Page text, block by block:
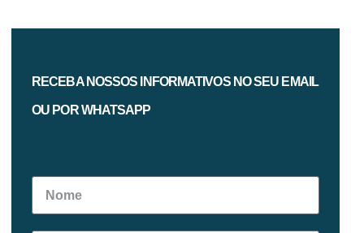
RECEBA NOSSOS INFORMATIVOS NO SEU EMAIL
OU POR WHATSAPP